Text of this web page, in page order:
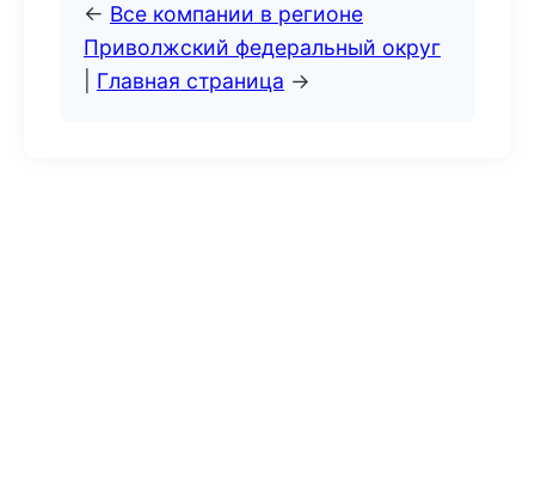
← Все компании в регионе
Приволжский федеральный округ
Главная страница →